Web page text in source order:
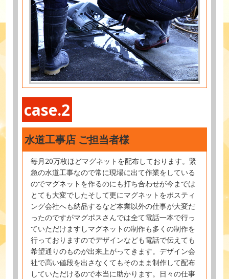
case.2
水道工事店 ご担当者様
毎月20万枚ほどマグネットを配布しております。緊
急の水道工事なので常に現場に出て作業をしている
のでマグネットを作るのにも打ち合わせが今までは
とても大変でしたそして更にマグネットをポスティ
ング会社へも納品するなど本業以外の仕事が大変だ
ったのですがマグポスさんでは全て電話一本で行っ
ていただけますしマグネットの制作も多くの制作を
行っておりますのでデザインなども電話で伝えても
希望通りのものが出来上がってきます。デザイン会
社で高い値段を出さなくてもそのまま制作して配布
していただけるので本当に助かります。日々の仕事